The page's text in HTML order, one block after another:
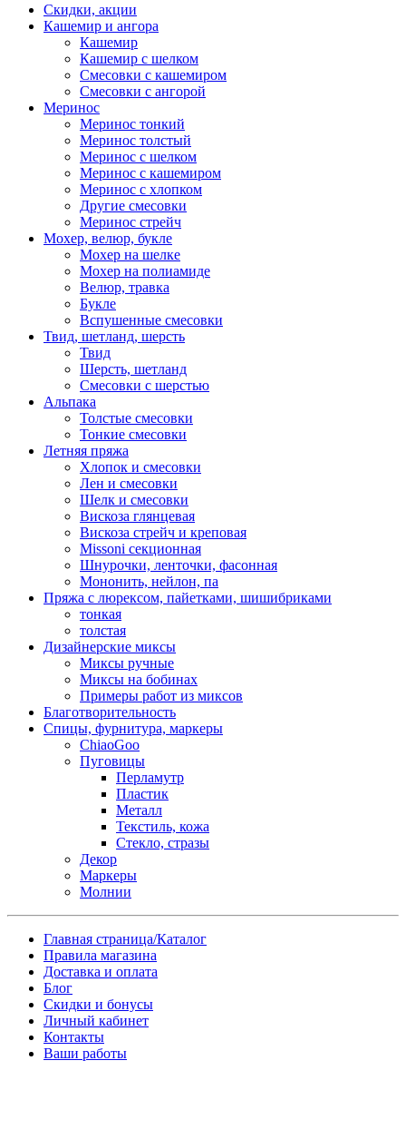
Скидки, акции
Кашемир и ангора
Кашемир
Кашемир с шелком
Смесовки с кашемиром
Смесовки с ангорой
Меринос
Меринос тонкий
Меринос толстый
Меринос с шелком
Меринос с кашемиром
Меринос с хлопком
Другие смесовки
Меринос стрейч
Мохер, велюр, букле
Мохер на шелке
Мохер на полиамиде
Велюр, травка
Букле
Вспушенные смесовки
Твид, шетланд, шерсть
Твид
Шерсть, шетланд
Смесовки с шерстью
Альпака
Толстые смесовки
Тонкие смесовки
Летняя пряжа
Хлопок и смесовки
Лен и смесовки
Шелк и смесовки
Вискоза глянцевая
Вискоза стрейч и креповая
Missoni секционная
Шнурочки, ленточки, фасонная
Мононить, нейлон, па
Пряжа с люрексом, пайетками, шишибриками
тонкая
толстая
Дизайнерские миксы
Миксы ручные
Миксы на бобинах
Примеры работ из миксов
Благотворительность
Спицы, фурнитура, маркеры
ChiaoGoo
Пуговицы
Перламутр
Пластик
Металл
Текстиль, кожа
Стекло, стразы
Декор
Маркеры
Молнии
Главная страница/Каталог
Правила магазина
Доставка и оплата
Блог
Скидки и бонусы
Личный кабинет
Контакты
Ваши работы